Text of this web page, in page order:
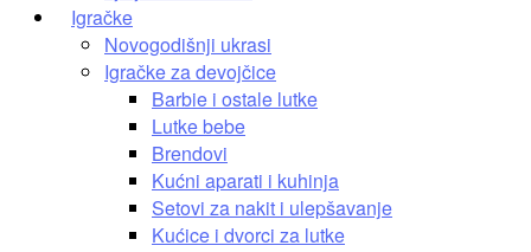
Igračke
Novogodišnji ukrasi
Igračke za devojčice
Barbie i ostale lutke
Lutke bebe
Brendovi
Kućni aparati i kuhinja
Setovi za nakit i ulepšavanje
Kućice i dvorci za lutke